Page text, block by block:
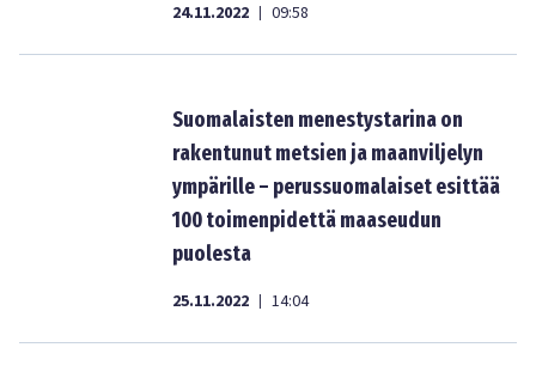
24.11.2022 | 09:58
Suomalaisten menestystarina on
rakentunut metsien ja maanviljelyn
ympärille – perussuomalaiset esittää
100 toimenpidettä maaseudun
puolesta
25.11.2022 | 14:04